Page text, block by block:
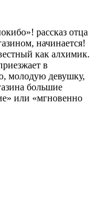
рассказ отца
начинается!
как алхимик.
в
молодую девушку,
большие
или «мгновенно